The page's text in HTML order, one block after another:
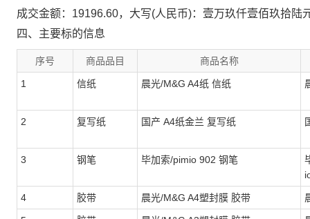
成交金额：19196.60，大写(人民币)：壹万玖仟壹佰玖拾陆
四、主要标的信息
序号 商品品目 商品名称
1 信纸 晨光/M&G A4纸 信纸
2 复写纸 国产 A4纸金兰 复写纸
3 钢笔 毕加索/pimio 902 钢笔
4 胶带 晨光/M&G A4塑封膜 胶带